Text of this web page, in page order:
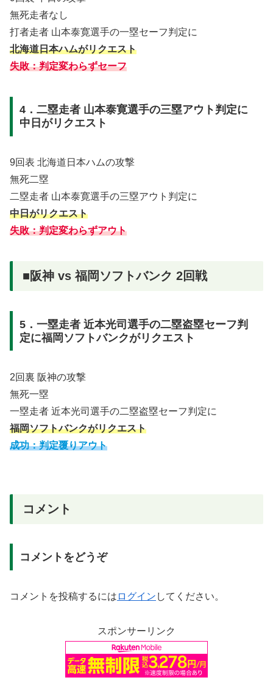
無死走者なし
打者走者 山本泰寛選手の一塁セーフ判定に
北海道日本ハムがリクエスト
失敗：判定変わらずセーフ
4．二塁走者 山本泰寛選手の三塁アウト判定に
中日がリクエスト
9回表 北海道日本ハムの攻撃
無死二塁
二塁走者 山本泰寛選手の三塁アウト判定に
中日がリクエスト
失敗：判定変わらずアウト
■阪神 vs 福岡ソフトバンク 2回戦
5．一塁走者 近本光司選手の二塁盗塁セーフ判
定に福岡ソフトバンクがリクエスト
2回裏 阪神の攻撃
無死一塁
一塁走者 近本光司選手の二塁盗塁セーフ判定に
福岡ソフトバンクがリクエスト
成功：判定覆りアウト
コメント
コメントをどうぞ
コメントを投稿するには ログイン してください。
スポンサーリンク